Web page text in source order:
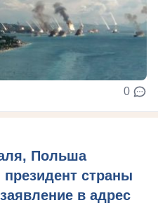
0
Польша
страны
в адрес